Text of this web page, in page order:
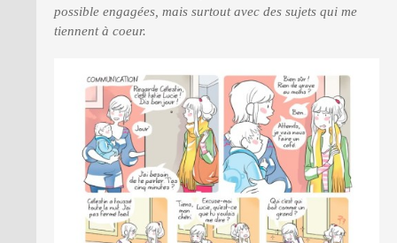
possible engagées, mais surtout avec des sujets qui me
tiennent à coeur.